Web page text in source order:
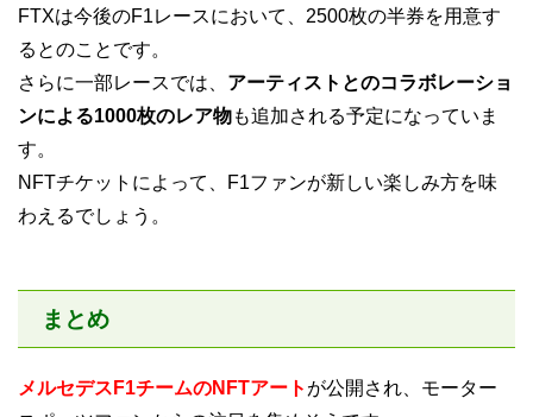
FTXは今後のF1レースにおいて、2500枚の半券を用意す
るとのことです。
さらに一部レースでは、 アーティストとのコラボレーショ
ンによる1000枚のレア物も追加される予定になっていま
す。
NFTチケットによって、F1ファンが新しい楽しみ方を味
わえるでしょう。
まとめ
メルセデスF1チームのNFTアート が公開され、モーター